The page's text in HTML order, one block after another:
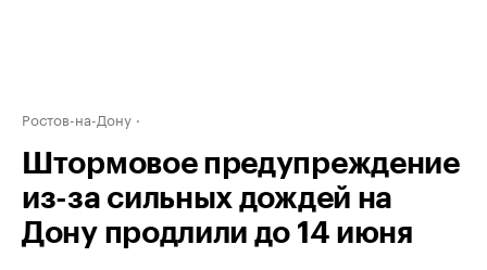
Ростов-на-Дону
Штормовое предупреждение
из-за сильных дождей на
Дону продлили до 14 июня